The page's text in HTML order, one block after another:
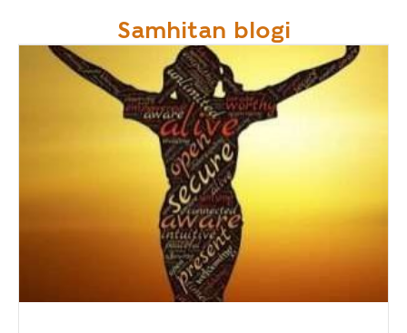
Samhitan blogi